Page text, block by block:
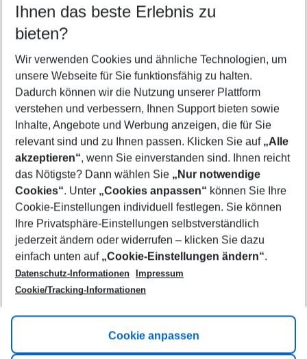
Find the perfect deal which suits your best
Your departure airport
Any airport
Select your date range
11/08/26–09/08/27 5-8 nights
Who will travel
2 adults No children
Show more filter
Footer
Footer navigation
Title A
Link A
Ihnen das beste Erlebnis zu
bieten?
Wir verwenden Cookies und ähnliche Technologien, um
unsere Webseite für Sie funktionsfähig zu halten.
Dadurch können wir die Nutzung unserer Plattform
verstehen und verbessern, Ihnen Support bieten sowie
Inhalte, Angebote und Werbung anzeigen, die für Sie
relevant sind und zu Ihnen passen. Klicken Sie auf „Alle
akzeptieren“, wenn Sie einverstanden sind. Ihnen reicht
das Nötigste? Dann wählen Sie „Nur notwendige
Cookies“. Unter „Cookies anpassen“ können Sie Ihre
Cookie-Einstellungen individuell festlegen. Sie können
Ihre Privatsphäre-Einstellungen selbstverständlich
jederzeit ändern oder widerrufen – klicken Sie dazu
einfach unten auf „Cookie-Einstellungen ändern“.
Datenschutz-Informationen
Impressum
Cookie/Tracking-Informationen
Cookie anpassen